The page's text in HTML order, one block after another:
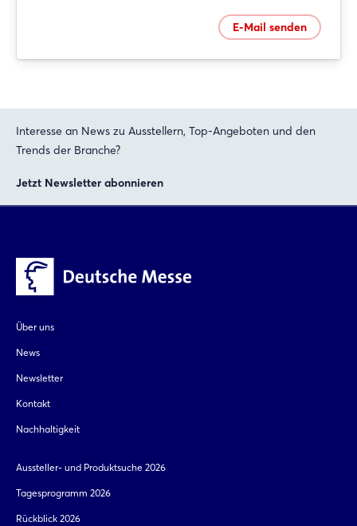
E-Mail senden
Interesse an News zu Ausstellern, Top-Angeboten und den
Trends der Branche?
Jetzt Newsletter abonnieren
Über uns
News
Newsletter
Kontakt
Nachhaltigkeit
Aussteller- und Produktsuche 2026
Tagesprogramm 2026
Rückblick 2026